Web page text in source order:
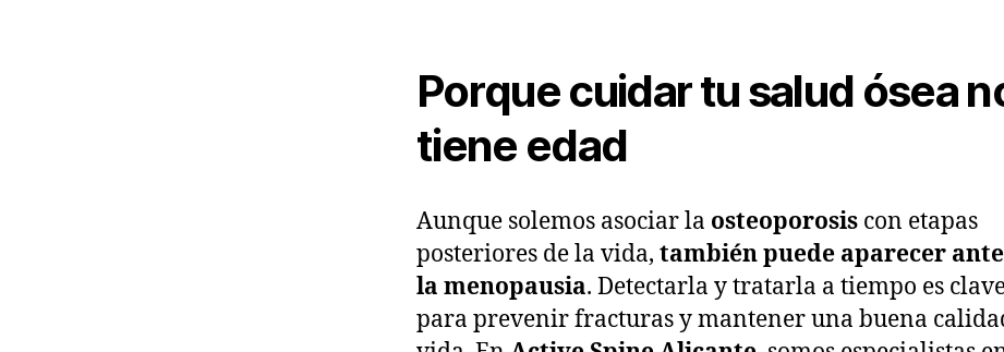
Porque cuidar tu salud ósea
tiene edad
Aunque solemos asociar la osteoporosis con etapas
posteriores de la vida, también puede aparecer
la menopausia. Detectarla y tratarla a tiempo es
para prevenir fracturas y mantener una buena